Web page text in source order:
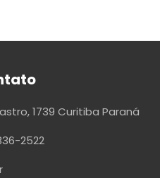
1739 Curitiba Paraná
2522